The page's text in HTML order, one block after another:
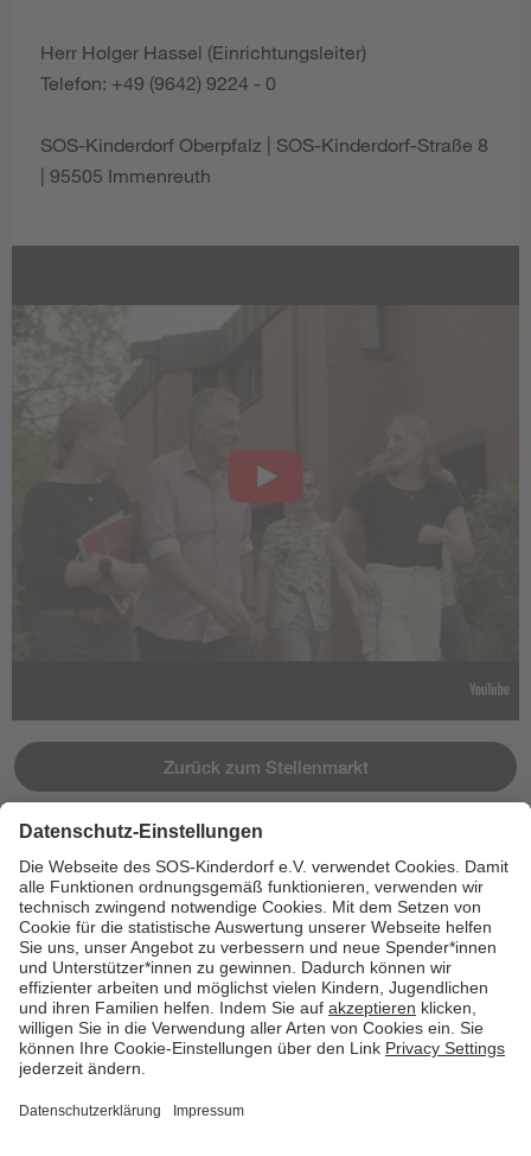
Herr Holger Hassel (Einrichtungsleiter)
Telefon: +49 (9642) 9224 - 0
SOS-Kinderdorf Oberpfalz | SOS-Kinderdorf-Straße 8
| 95505 Immenreuth
Zurück zum Stellenmarkt
Jetzt bewerben